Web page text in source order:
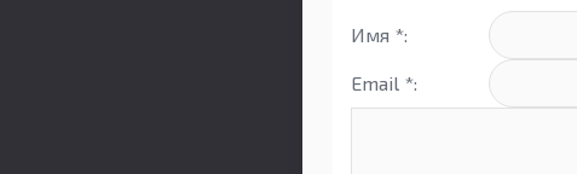
Имя *:
Email *: